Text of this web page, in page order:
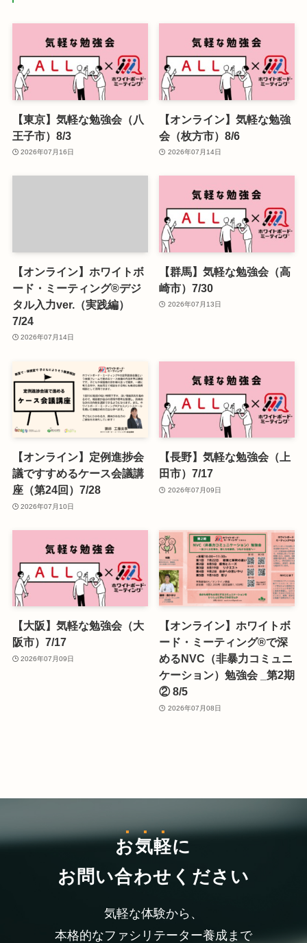
【東京】気軽な勉強会（八
王子市）8/3
2026年07月16日
【オンライン】気軽な勉強
会（枚方市）8/6
2026年07月14日
【オンライン】ホワイトボ
ード・ミーティング®デジ
タル入力ver.（実践編）
7/24
2026年07月14日
【群馬】気軽な勉強会（高
崎市）7/30
2026年07月13日
【オンライン】定例進捗会
議ですすめるケース会議講
座（第24回）7/28
2026年07月10日
【長野】気軽な勉強会（上
田市）7/17
2026年07月09日
【大阪】気軽な勉強会（大
阪市）7/17
2026年07月09日
【オンライン】ホワイトボ
ード・ミーティング®で深
めるNVC（非暴力コミュニ
ケーション）勉強会 _第2期
② 8/5
2026年07月08日
お気軽に
お問い合わせください
気軽な体験から、
本格的なファシリテーター養成まで